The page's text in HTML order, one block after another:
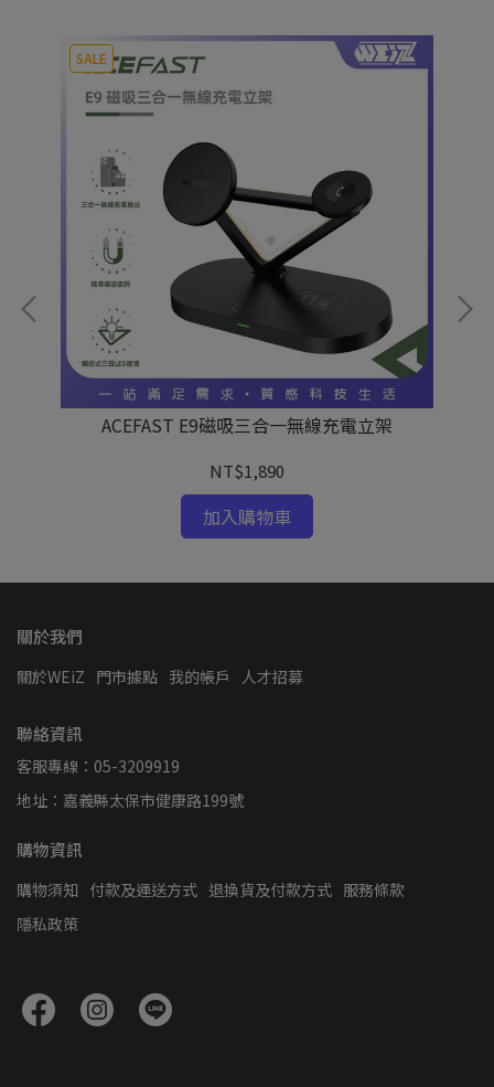
SALE
ACEFAST E9磁吸三合一無線充電立架
NT$1,890
加入購物車
關於我們
關於WEiZ 門市據點 我的帳戶 人才招募
聯絡資訊
客服專線：05-3209919
地址：嘉義縣太保市健康路199號
購物資訊
購物須知 付款及運送方式 退換貨及付款方式 服務條款
隱私政策